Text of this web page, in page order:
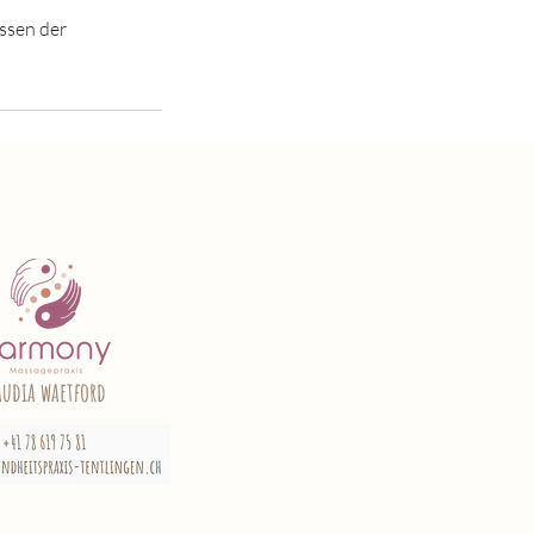
der
waetford